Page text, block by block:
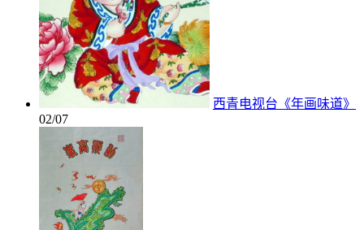
西青电视台《年画味道》
02/07